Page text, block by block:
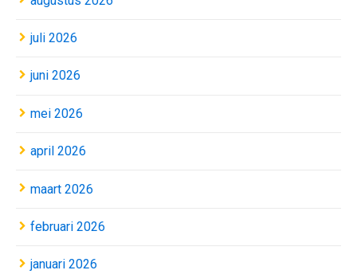
juli 2026
juni 2026
mei 2026
april 2026
maart 2026
februari 2026
januari 2026